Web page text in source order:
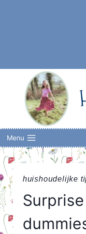
Menu
huishoudelijke